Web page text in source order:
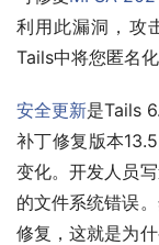
利用此漏洞，攻
Tails中将您匿名化
安全更新是Tails
补丁修复版本
变化。开发人员
的文件系统错误
修复，这就是为